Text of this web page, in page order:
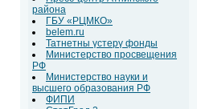
района
ГБУ «РЦМКО»
belem.ru
Татнетны үстерү фонды
Министерство просвещения
РФ
Министерство науки и
высшего образования РФ
ФИПИ